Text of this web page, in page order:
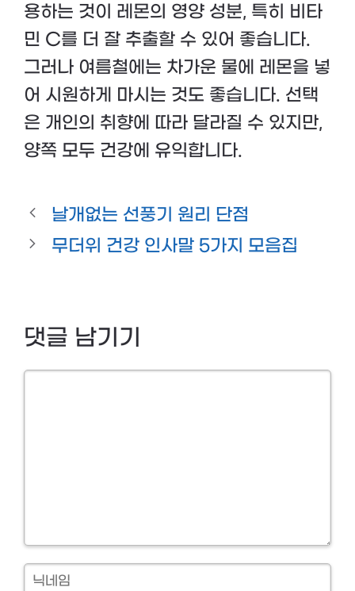
용하는 것이 레몬의 영양 성분, 특히 비타
민 C를 더 잘 추출할 수 있어 좋습니다.
그러나 여름철에는 차가운 물에 레몬을 넣
어 시원하게 마시는 것도 좋습니다. 선택
은 개인의 취향에 따라 달라질 수 있지만,
양쪽 모두 건강에 유익합니다.
날개없는 선풍기 원리 단점
무더위 건강 인사말 5가지 모음집
댓글 남기기
닉